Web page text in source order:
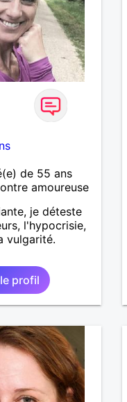
de 55 ans
amoureuse
je déteste
l'hypocrisie,
vulgarité.
profil